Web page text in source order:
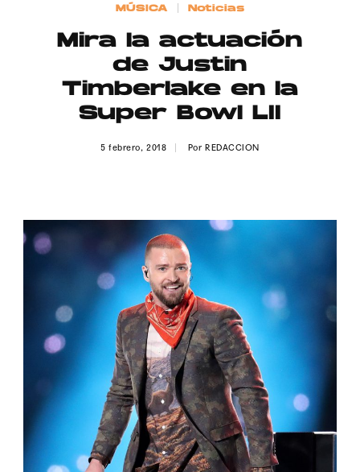
Contacto
Aviso Legal
MÚSICA Noticias
Mira la actuación
de Justin
Timberlake en la
Super Bowl LII
5 febrero, 2018 PorREDACCION